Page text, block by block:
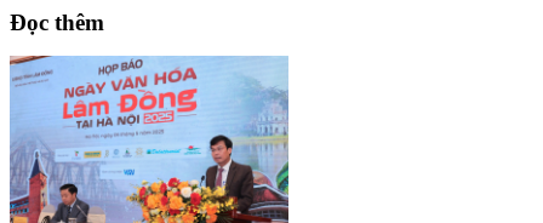
Đọc thêm